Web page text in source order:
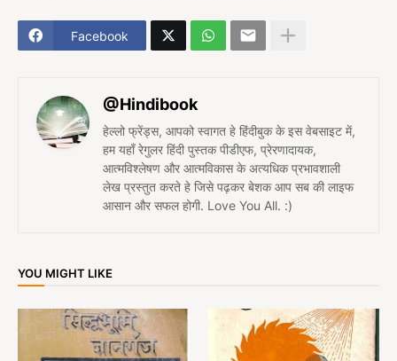
Facebook
@Hindibook
हेल्लो फ्रेंड्स, आपको स्वागत हे हिंदीबुक के इस वेबसाइट में,
हम यहाँ रेगुलर हिंदी पुस्तक पीडीएफ, प्रेरणादायक,
आत्मविश्लेषण और आत्मविकास के अत्यधिक प्रभावशाली
लेख प्रस्तुत करते हे जिसे पढ़कर बेशक आप सब की लाइफ
आसान और सफल होगी. Love You All. :)
YOU MIGHT LIKE